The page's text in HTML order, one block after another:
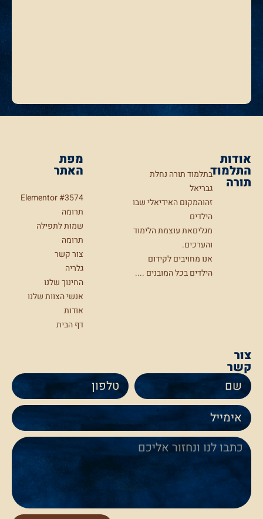
אודות
התלמוד
תורה
בתלמוד תורה נחלת
גבריאל
זהוהמקום האידיאלי שבו
הילדים
מגליםאת עוצמת הלימוד
והערכים.
אנו מחויבים לקידום
הילדים בכל המובנים ....
מפת
האתר
Elementor #3574
תרומה
שמות לתפילה
תרומה
צור קשר
גלריה
החינוך שלנו
אנשי הצוות שלנו
אודות
דף הבית
צור
קשר